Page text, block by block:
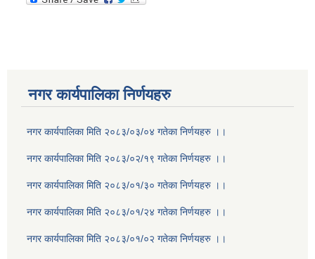
नगर कार्यपालिका निर्णयहरु
नगर कार्यपालिका मिति २०८३/०३/०४ गतेका निर्णयहरु ।।
नगर कार्यपालिका मिति २०८३/०२/१९ गतेका निर्णयहरु ।।
नगर कार्यपालिका मिति २०८३/०१/३० गतेका निर्णयहरु ।।
नगर कार्यपालिका मिति २०८३/०१/२४ गतेका निर्णयहरु ।।
नगर कार्यपालिका मिति २०८३/०१/०२ गतेका निर्णयहरु ।।